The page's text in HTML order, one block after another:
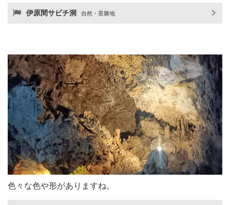
伊原間サビチ洞 自然・景勝地
色々な色や形がありますね。